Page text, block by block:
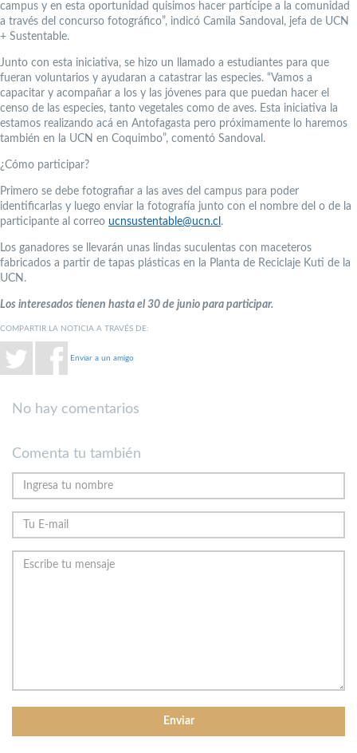
campus y en esta oportunidad quisimos hacer partícipe a la comunidad
a través del concurso fotográfico”, indicó Camila Sandoval, jefa de UCN
+ Sustentable.
Junto con esta iniciativa, se hizo un llamado a estudiantes para que
fueran voluntarios y ayudaran a catastrar las especies. “Vamos a
capacitar y acompañar a los y las jóvenes para que puedan hacer el
censo de las especies, tanto vegetales como de aves. Esta iniciativa la
estamos realizando acá en Antofagasta pero próximamente lo haremos
también en la UCN en Coquimbo”, comentó Sandoval.
¿Cómo participar?
Primero se debe fotografiar a las aves del campus para poder
identificarlas y luego enviar la fotografía junto con el nombre del o de la
participante al correo ucnsustentable@ucn.cl .
Los ganadores se llevarán unas lindas suculentas con maceteros
fabricados a partir de tapas plásticas en la Planta de Reciclaje Kuti de la
UCN.
Los interesados tienen hasta el 30 de junio para participar.
COMPARTIR LA NOTICIA A TRAVÉS DE:
Enviar a un amigo
No hay comentarios
Comenta tu también